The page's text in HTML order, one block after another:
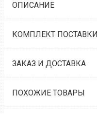
ОПИСАНИЕ
КОМПЛЕКТ ПОСТАВКИ
ЗАКАЗ И ДОСТАВКА
ПОХОЖИЕ ТОВАРЫ